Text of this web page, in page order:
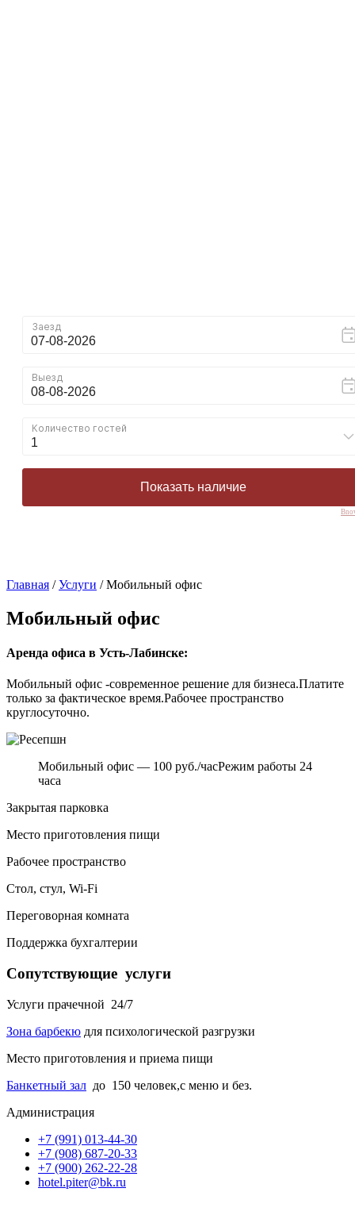
Главная /Услуги /Мобильный офис
Мобильный офис
Аренда офиса в Усть-Лабинске:
Мобильный офис -современное решение для бизнеса.Платите
только за фактическое время.Рабочее пространство
круглосуточно.
Мобильный офис — 100 руб./часРежим работы 24
часа
Закрытая парковка
Место приготовления пищи
Рабочее пространство
Стол, стул, Wi-Fi
Переговорная комната
Поддержка бухгалтерии
Сопутствующие услуги
Услуги прачечной 24/7
Зона барбекю для психологической разгрузки
Место приготовления и приема пищи
Банкетный зал до 150 человек,с меню и без.
Администрация
+7 (991) 013-44-30‬
+7 (908) 687-20-33
+7 (900) 262-22-28
hotel.piter@bk.ru